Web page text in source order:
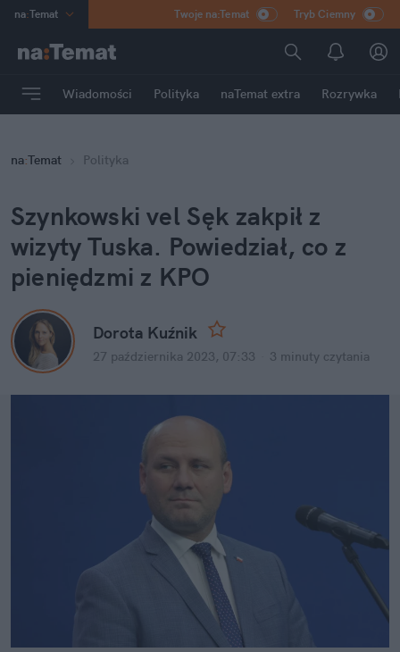
na:Temat
Poland
mama
Rozrywka
Twoje na:Temat Tryb Ciemny
Wiadomości Polityka naTemat extra Rozrywka
na:Temat Polityka
Szynkowski vel Sęk zakpił z
wizyty Tuska. Powiedział, co z
pieniędzmi z KPO
Dorota Kuźnik
27 października 2023, 07:33 3 minuty czytania